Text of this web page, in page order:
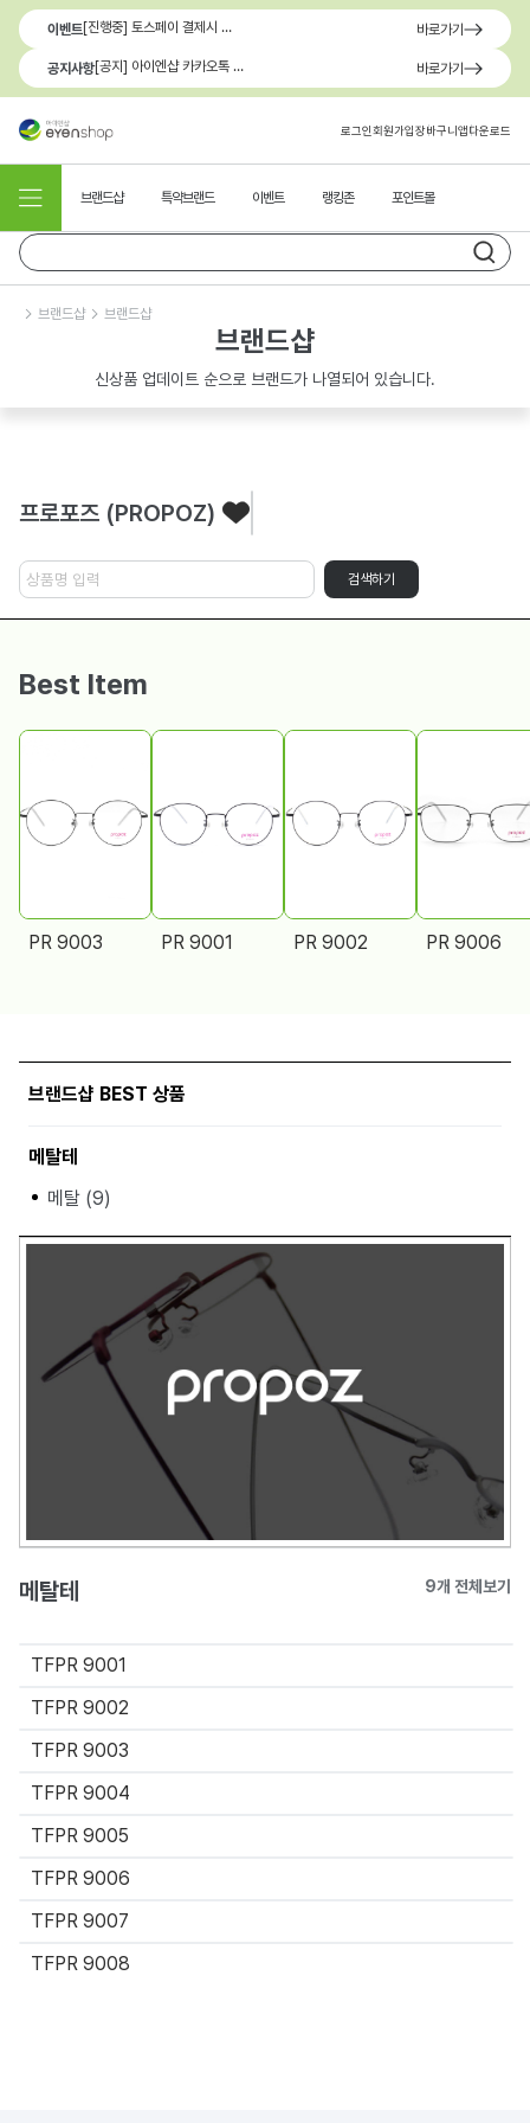
이벤트 [진행중] 토스페이 결제시 최대 1.3만원 혜택 바로가기
공지사항 [공지] 아이엔샵 카카오톡 1:1 문의 채널 이용 안내 바로가기
로그인회원가입장바구니앱다운로드
브랜드샵 특약브랜드 이벤트 랭킹존 포인트몰
브랜드샵 브랜드샵
브랜드샵
신상품 업데이트 순으로 브랜드가 나열되어 있습니다.
프로포즈 (PROPOZ)
검색하기
Best Item
PR 9003 PR 9001 PR 9002 PR 9006
브랜드샵 BEST 상품
메탈테
메탈 (9)
메탈테 9개 전체보기
TFPR 9001
TFPR 9002
TFPR 9003
TFPR 9004
TFPR 9005
TFPR 9006
TFPR 9007
TFPR 9008